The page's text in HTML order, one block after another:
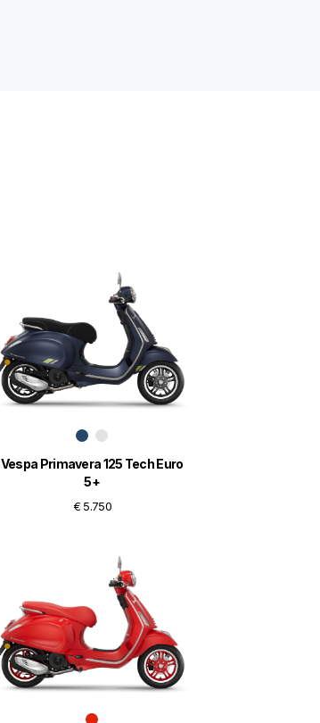
Vespa Primavera 125 Tech Euro
5+
€ 5.750